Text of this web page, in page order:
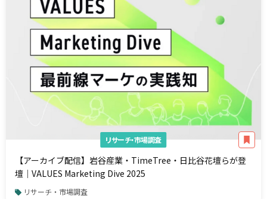
リサーチ・市場調査
【アーカイブ配信】岩谷産業・TimeTree・日比谷花壇らが登
壇｜VALUES Marketing Dive 2025
リサーチ・市場調査